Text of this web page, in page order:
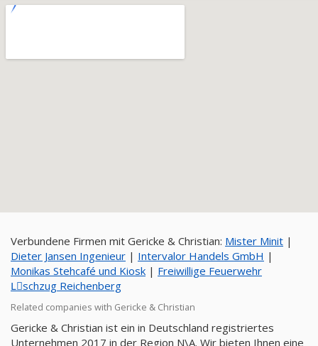
Verbundene Firmen mit Gericke & Christian: Mister Minit |
Dieter Jansen Ingenieur | Intervalor Handels GmbH |
Monikas Stehcafé und Kiosk | Freiwillige Feuerwehr
Lِschzug Reichenberg
Related companies with Gericke & Christian
Gericke & Christian ist ein in Deutschland registriertes
Unternehmen 2017 in der Region N\A. Wir bieten Ihnen eine